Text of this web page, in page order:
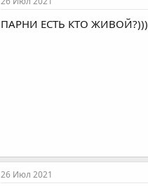
ПАРНИ ЕСТЬ КТО ЖИВОЙ?)))
26 Июл 2021